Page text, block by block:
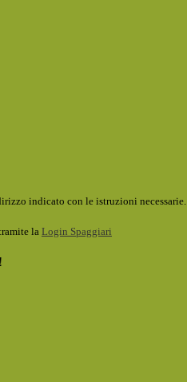
indicato con le istruzioni necessarie.
la Login Spaggiari